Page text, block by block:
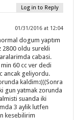
Log in to Reply
01/31/2016 at 12:04
dogum yaptım
2800 oldu surekli
cabasi.
60 cc ver dedi
ancak geliyordu.
kaldim:(((Sonra
gun yatmak zorunda
suanda iki
3 aylik lutfen
kesebilirim